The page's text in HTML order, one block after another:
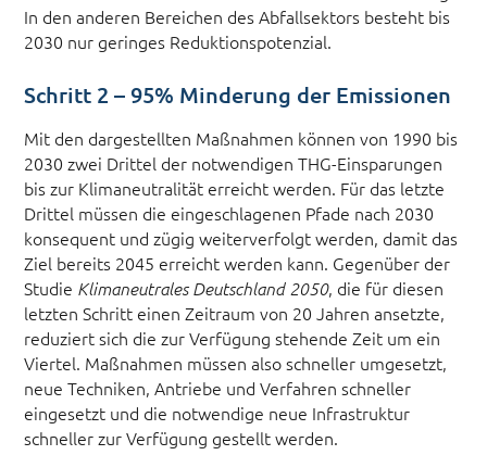
In den anderen Bereichen des Abfallsektors besteht bis
2030 nur geringes Reduktionspotenzial.
Schritt 2 – 95% Minderung der Emissionen
Mit den dargestellten Maßnahmen können von 1990 bis
2030 zwei Drittel der notwendigen THG-Einsparungen
bis zur Klimaneutralität erreicht werden. Für das letzte
Drittel müssen die eingeschlagenen Pfade nach 2030
konsequent und zügig weiterverfolgt werden, damit das
Ziel bereits 2045 erreicht werden kann. Gegenüber der
Studie Klimaneutrales Deutschland 2050, die für diesen
letzten Schritt einen Zeitraum von 20 Jahren ansetzte,
reduziert sich die zur Verfügung stehende Zeit um ein
Viertel. Maßnahmen müssen also schneller umgesetzt,
neue Techniken, Antriebe und Verfahren schneller
eingesetzt und die notwendige neue Infrastruktur
schneller zur Verfügung gestellt werden.